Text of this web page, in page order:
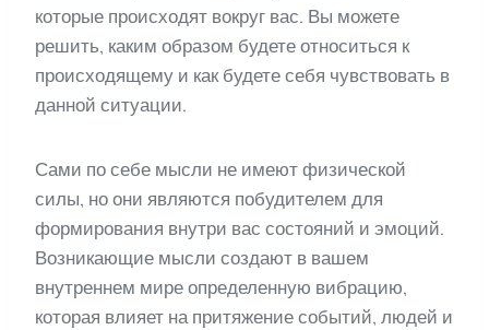
которые происходят вокруг вас. Вы можете
решить, каким образом будете относиться к
происходящему и как будете себя чувствовать в
данной ситуации.
Сами по себе мысли не имеют физической
силы, но они являются побудителем для
формирования внутри вас состояний и эмоций.
Возникающие мысли создают в вашем
внутреннем мире определенную вибрацию,
которая влияет на притяжение событий, людей и